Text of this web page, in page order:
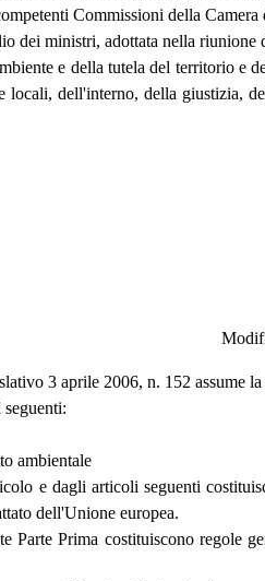
Commissioni della
dei ministri, adottata nella riunione
e della tutela del territorio e
dell'interno, della giustizia,
3 aprile 2006, n. 152 assume
ambientale
e dagli articoli seguenti
dell'Unione europea.
Parte Prima costituiscono regole